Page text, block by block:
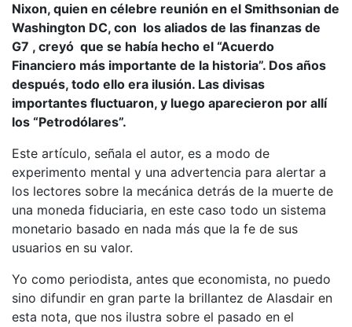
Nixon, quien en célebre reunión en el Smithsonian de
Washington DC, con los aliados de las finanzas de
G7 , creyó que se había hecho el “Acuerdo
Financiero más importante de la historia”. Dos años
después, todo ello era ilusión. Las divisas
importantes fluctuaron, y luego aparecieron por allí
los “Petrodólares”.
Este artículo, señala el autor, es a modo de
experimento mental y una advertencia para alertar a
los lectores sobre la mecánica detrás de la muerte de
una moneda fiduciaria, en este caso todo un sistema
monetario basado en nada más que la fe de sus
usuarios en su valor.
Yo como periodista, antes que economista, no puedo
sino difundir en gran parte la brillantez de Alasdair en
esta nota, que nos ilustra sobre el pasado en el